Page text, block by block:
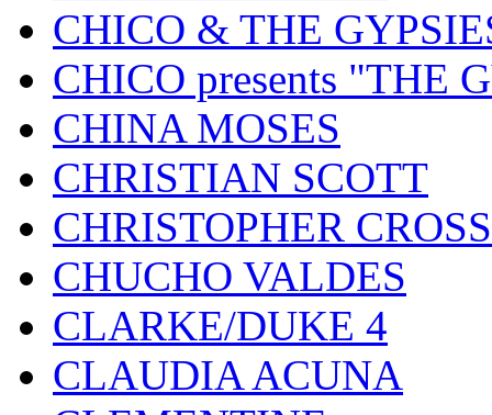
CHICO & THE
CHICO presents "THE
CHINA MOSES
CHRISTIAN SCOTT
CHRISTOPHER CROSS
CHUCHO VALDES
CLARKE/DUKE 4
CLAUDIA ACUNA